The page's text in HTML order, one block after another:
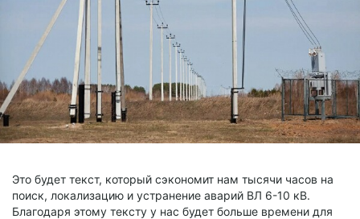
Это будет текст, который сэкономит нам тысячи часов на
поиск, локализацию и устранение аварий ВЛ 6-10 кВ.
Благодаря этому тексту у нас будет больше времени для